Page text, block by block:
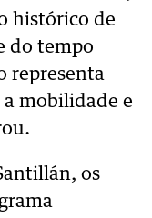
histórico de
do tempo
representa
mobilidade e
os